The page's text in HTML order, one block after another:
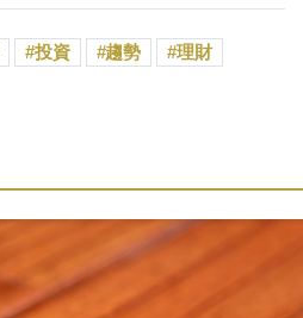
投資 趨勢
理財